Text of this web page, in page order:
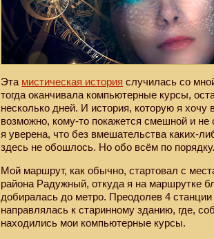
Эта мистическая история случилась со
тогда оканчивала компьютерные курсы,
несколько дней. И история, которую я хочу
возможно, кому-то покажется смешной и не
я уверена, что без вмешательства каких-
здесь не обошлось. Но обо всём по порядку.
Мой маршрут, как обычно, стартовал с
района Радужный, откуда я на маршрутке
добиралась до метро. Преодолев 4
направлялась к старинному зданию, где,
находились мои компьютерные курсы.